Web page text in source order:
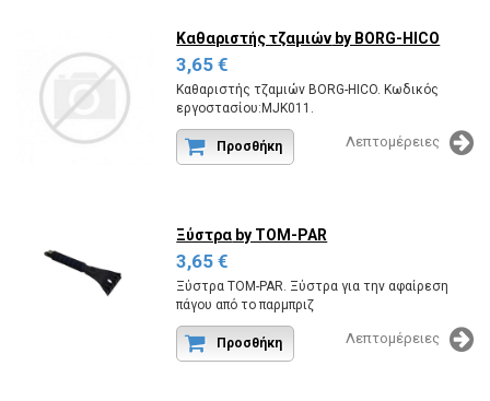
Καθαριστής τζαμιών by BORG-HICO
3,65 €
Καθαριστής τζαμιών BORG-HICO. Κωδικός
εργοστασίου:MJK011.
Προσθήκη Λεπτομέρειες
Ξύστρα by TOM-PAR
3,65 €
Ξύστρα TOM-PAR. Ξύστρα για την αφαίρεση
πάγου από το παρμπριζ
Κωδικός εργοστασίου:SCRAPER NT30.
Προσθήκη
Λεπτομέρειες